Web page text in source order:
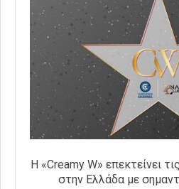
Η «Creamy W» επεκτείνει
στην Ελλάδα με